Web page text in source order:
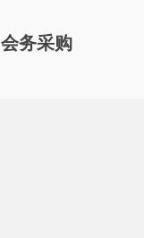
会务采购